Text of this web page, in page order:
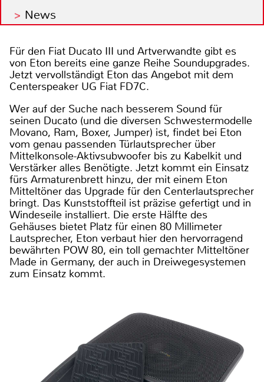
News
Für den Fiat Ducato III und Artverwandte gibt es
von Eton bereits eine ganze Reihe Soundupgrades.
Jetzt vervollständigt Eton das Angebot mit dem
Centerspeaker UG Fiat FD7C.
Wer auf der Suche nach besserem Sound für
seinen Ducato (und die diversen Schwestermodelle
Movano, Ram, Boxer, Jumper) ist, findet bei Eton
vom genau passenden Türlautsprecher über
Mittelkonsole-Aktivsubwoofer bis zu Kabelkit und
Verstärker alles Benötigte. Jetzt kommt ein Einsatz
fürs Armaturenbrett hinzu, der mit einem Eton
Mitteltöner das Upgrade für den Centerlautsprecher
bringt. Das Kunststoffteil ist präzise gefertigt und in
Windeseile installiert. Die erste Hälfte des
Gehäuses bietet Platz für einen 80 Millimeter
Lautsprecher, Eton verbaut hier den hervorragend
bewährten POW 80, ein toll gemachter Mitteltöner
Made in Germany, der auch in Dreiwegesystemen
zum Einsatz kommt.